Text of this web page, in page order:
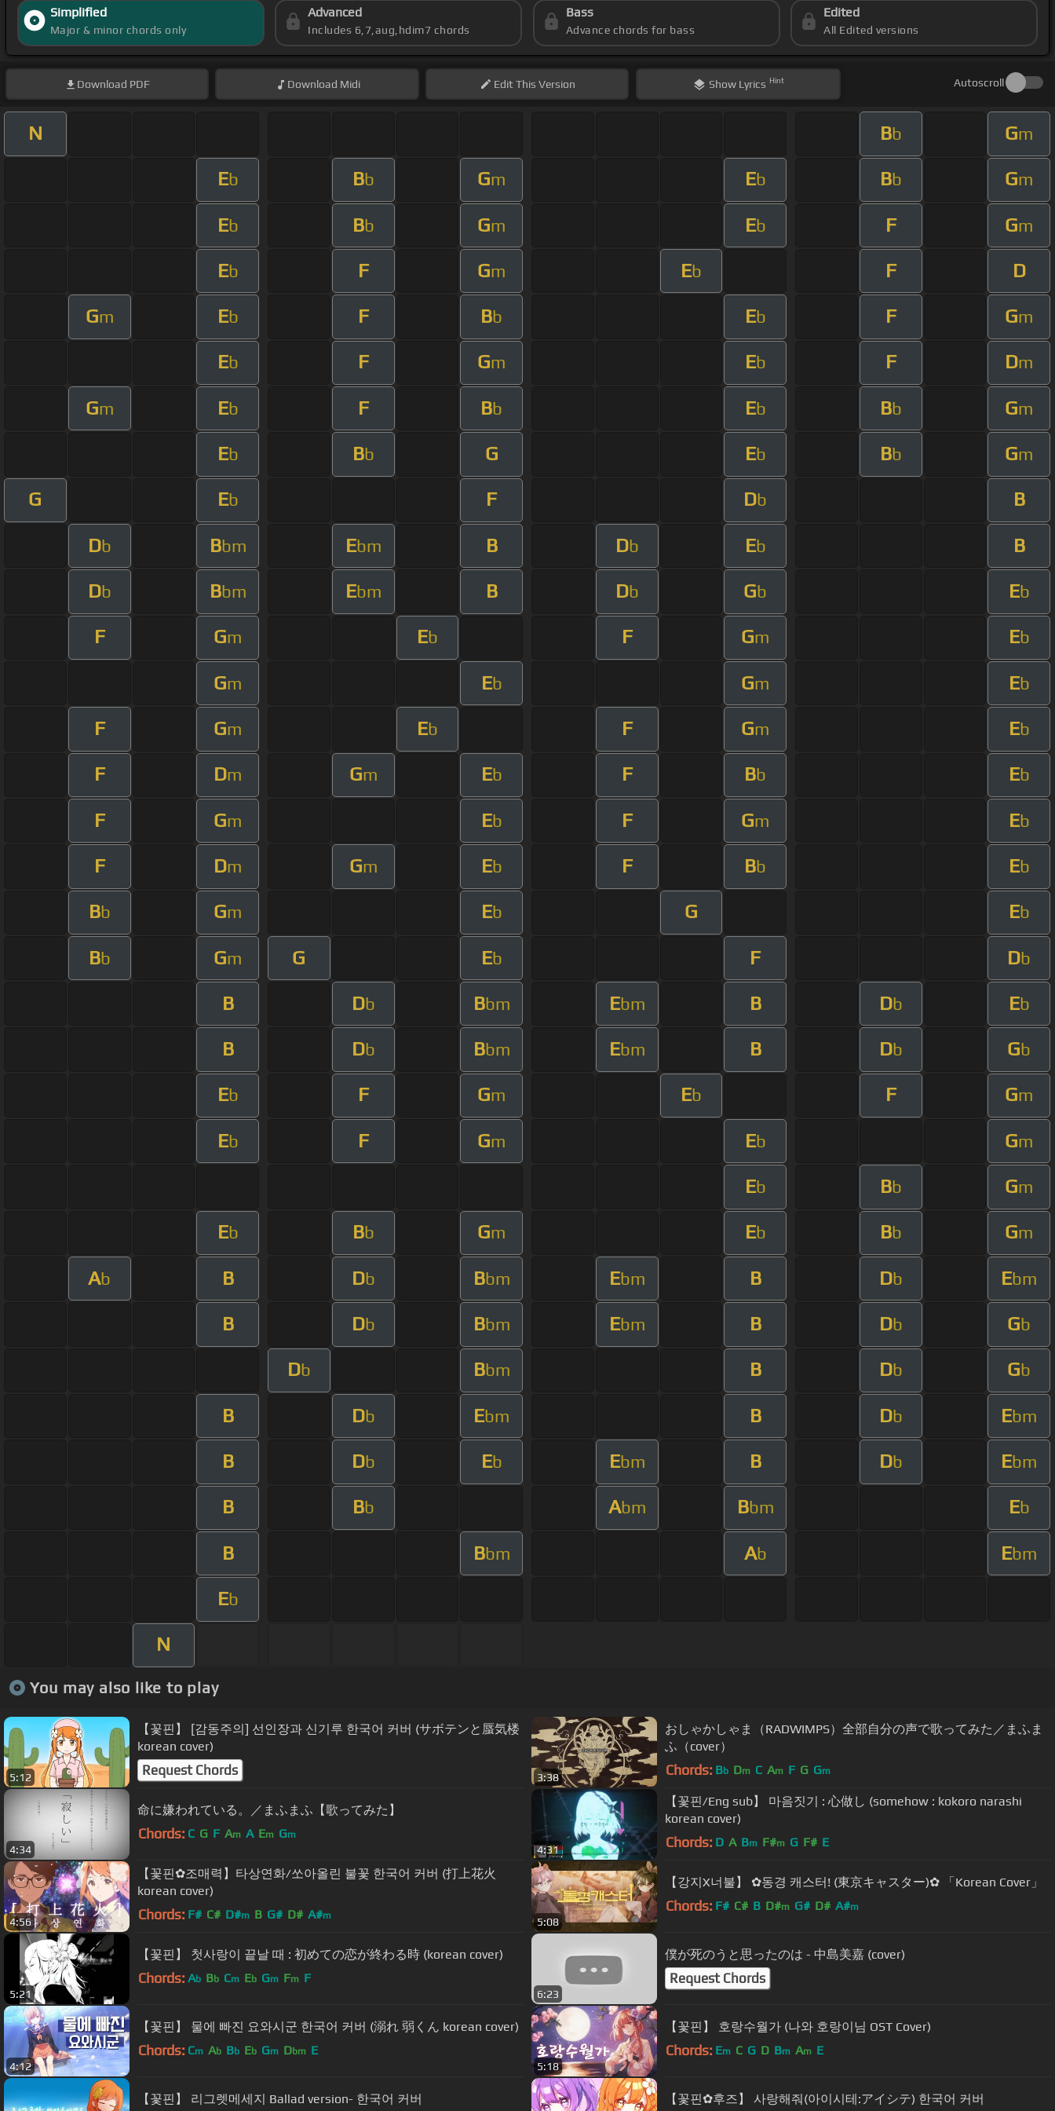
Simplified
Major & minor chords only
Advanced
Includes 6,7,aug,hdim7 chords
Bass
Advance chords for bass
Edited
All Edited versions
Download PDF Download Midi EditThis Version Show Lyrics Hint Autoscroll
N Bb Gm
Eb Bb Gm Eb Bb Gm
Eb Bb Gm Eb F Gm
Eb F Gm Eb F D
Gm Eb F Bb Eb F Gm
Eb F Gm Eb F Dm
Gm Eb F Bb Eb Bb Gm
Eb Bb G Eb Bb Gm
G Eb F Db B
Db Bbm Ebm B Db Eb B
Db Bbm Ebm B Db Gb Eb
F Gm Eb F Gm Eb
Gm Eb Gm Eb
F Gm Eb F Gm Eb
F Dm Gm Eb F Bb Eb
F Gm Eb F Gm Eb
F Dm Gm Eb F Bb Eb
Bb Gm Eb G Eb
Bb Gm G Eb F Db
B Db Bbm Ebm B Db Eb
B Db Bbm Ebm B Db Gb
Eb F Gm Eb F Gm
Eb F Gm Eb Gm
Eb Bb Gm
Eb Bb Gm Eb Bb Gm
Ab B Db Bbm Ebm B Db Ebm
B Db Bbm Ebm B Db Gb
Db Bbm B Db Gb
B Db Ebm B Db Ebm
B Db Eb Ebm B Db Ebm
B Bb Abm Bbm Eb
B Bbm Ab Ebm
Eb
N
You may also like to play
5:12
【꽃핀】 [감동주의] 선인장과 신기루 한국어 커버 (サボテンと蜃気楼
korean cover)
Request Chords 3:38
おしゃかしゃま（RADWIMPS）全部自分の声で歌ってみた／まふま
ふ（cover）
Chords: Bb Dm C Am F G Gm
4:34
命に嫌われている。／まふまふ【歌ってみた】
Chords: C G F Am A Em Gm
4:31
【꽃핀/Eng sub】 마음짓기 : 心做し (somehow : kokoro narashi
korean cover)
Chords: D A Bm F#m G F# E
4:56
【꽃핀✿조매력】타상연화/쏘아올린 불꽃 한국어 커버 (打上花火
korean cover)
Chords: F# C# D#m B G# D# A#m
5:08
【강지X너불】 ✿동경 캐스터! (東京キャスター)✿ 「Korean Cover」
Chords: F# C# B D#m G# D# A#m
5:21
【꽃핀】 첫사랑이 끝날 때 : 初めての恋が終わる時 (korean cover)
Chords: Ab Bb Cm Eb Gm Fm F
6:23
僕が死のうと思ったのは - 中島美嘉 (cover)
Request Chords
4:12
【꽃핀】 물에 빠진 요와시군 한국어 커버 (溺れ 弱くん korean cover)
Chords: Cm Ab Bb Eb Gm Dbm E
5:18
【꽃핀】 호랑수월가 (나와 호랑이님 OST Cover)
Chords: Em C G D Bm Am E
【꽃핀】 리그렛메세지 Ballad version- 한국어 커버 【꽃핀✿후즈】 사랑해줘(아이시테:アイシテ) 한국어 커버